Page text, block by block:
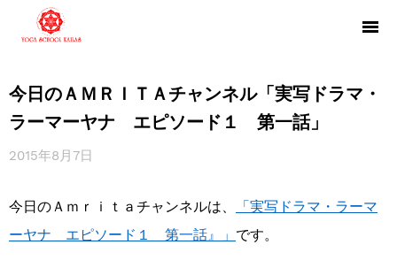
今日のＡＭＲＩＴＡチャンネル「実写ドラマ・
ラーマーヤナ エピソード１ 第一話」
2015年8月7日
今日のＡｍｒｉｔａチャンネルは、
「実写ドラマ・ラーマ
ーヤナ エピソード１ 第一話』」 です。